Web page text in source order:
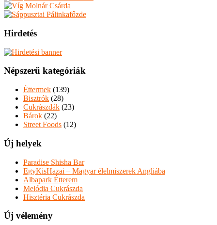
Hirdetés
Népszerű kategóriák
Éttermek (139)
Bisztrók (28)
Cukrászdák (23)
Bárok (22)
Street Foods (12)
Új helyek
Paradise Shisha Bar
EgyKisHazai – Magyar élelmiszerek Angliába
Albapark Étterem
Melódia Cukrászda
Hisztéria Cukrászda
Új vélemény